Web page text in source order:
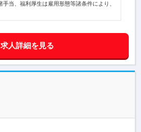
当、福利厚生は雇用形態等諸条件により、
求人詳細を見る